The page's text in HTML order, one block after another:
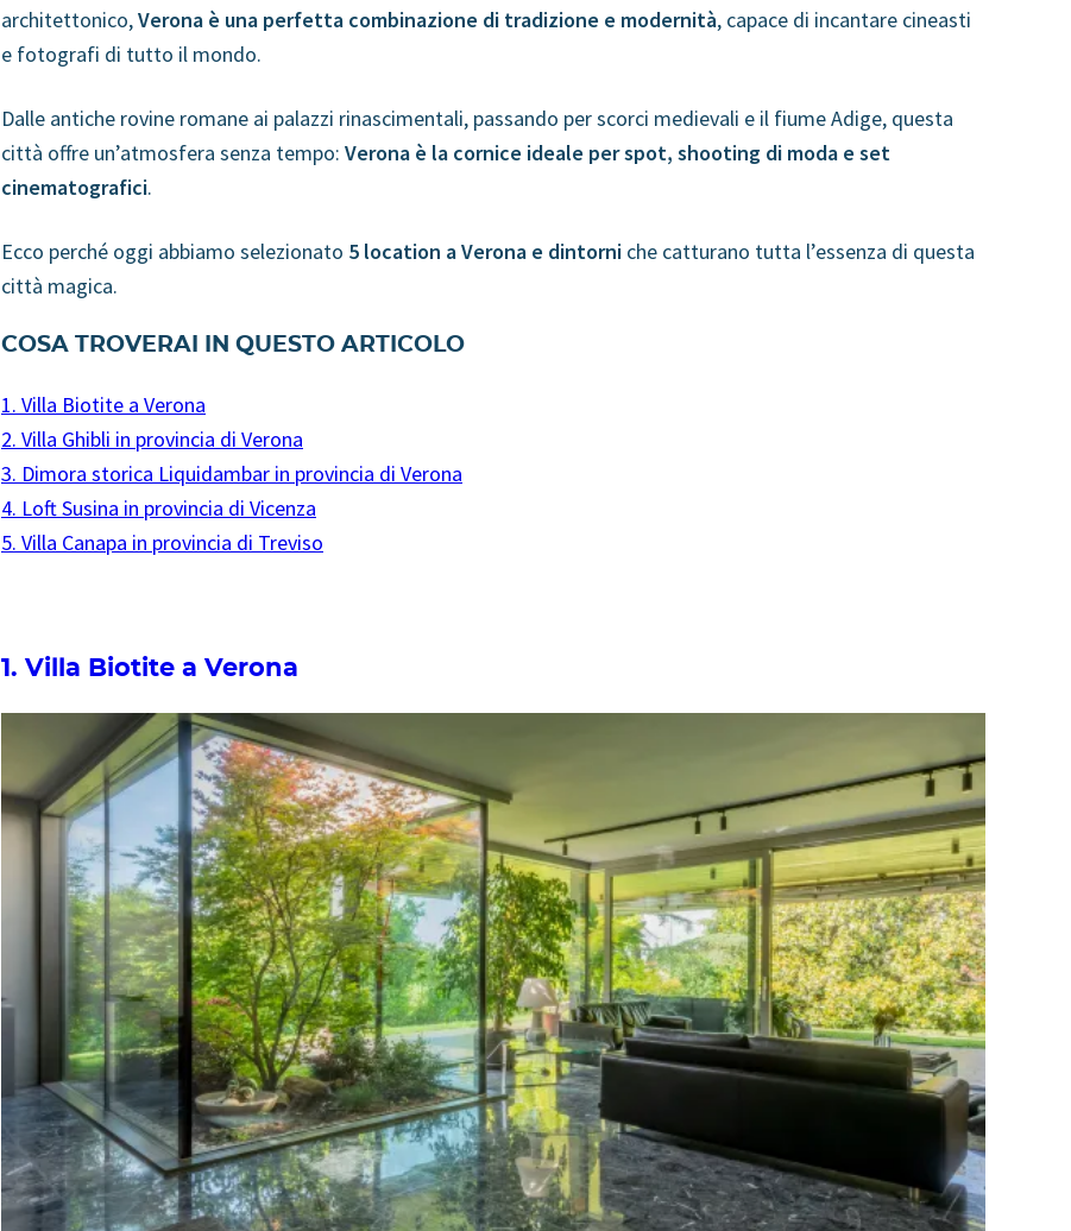
architettonico,Verona è una perfetta combinazione di tradizione e modernità, capace di incantare cineasti
e fotografi di tutto il mondo.
Dalle antiche rovine romane ai palazzi rinascimentali, passando per scorci medievali e il fiume Adige, questa
città offre un’atmosfera senza tempo: Verona è la cornice ideale per spot, shooting di moda e set
cinematografici.
Ecco perché oggi abbiamo selezionato 5 location a Verona e dintorni che catturano tutta l’essenza di questa
città magica.
COSA TROVERAI IN QUESTO ARTICOLO
1. Villa Biotite a Verona
2. Villa Ghibli in provincia di Verona
3. Dimora storica Liquidambar in provincia di Verona
4. Loft Susina in provincia di Vicenza
5. Villa Canapa in provincia di Treviso
1. Villa Biotite a Verona